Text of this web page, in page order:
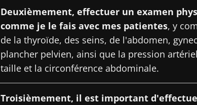
Deuxièmement, effectuer un examen
comme je le fais avec mes patientes, y
de la thyroïde, des seins, de l'abdomen,
plancher pelvien, ainsi que la pression
taille et la circonférence abdominale.
Troisièmement, il est important
Ne partez pas si
Rejoignez la communauté Microbiota des
chercheurs et recevez le "Microbiota Digest"
courant des dernières actualités sur le